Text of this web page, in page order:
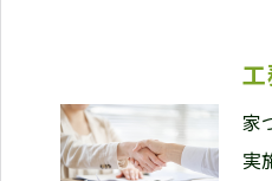
家
実